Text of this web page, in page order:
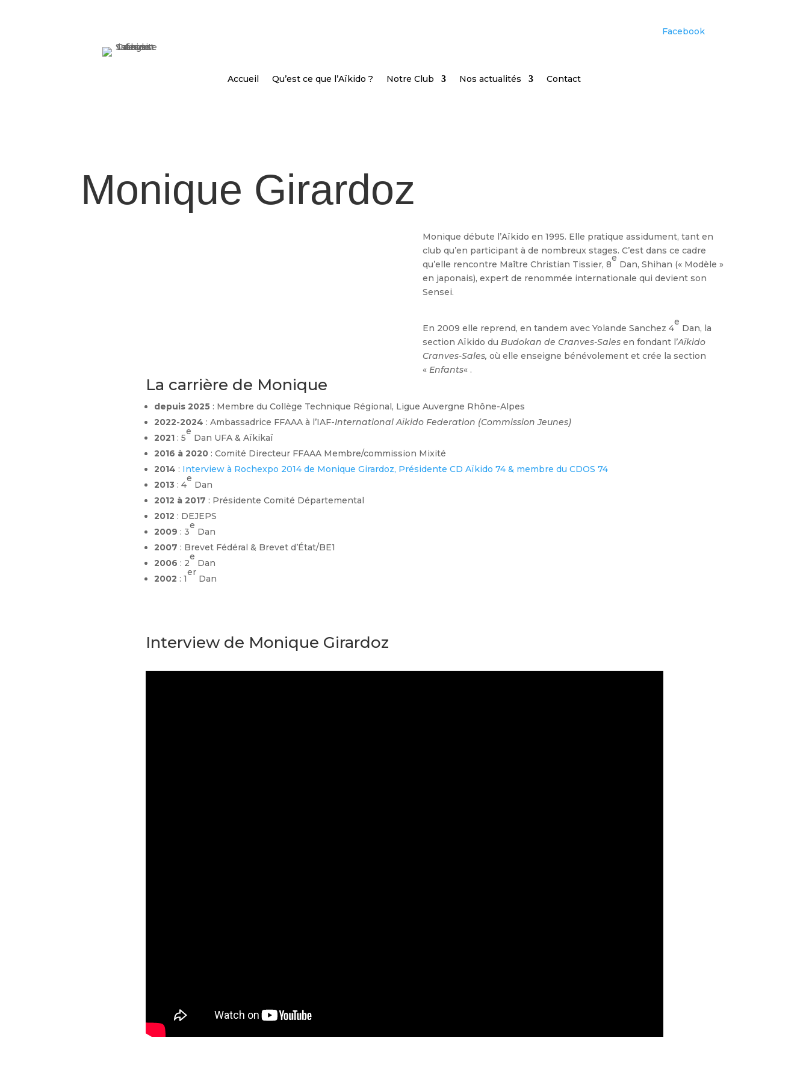
Facebook
Accueil Qu’est ce que l’Aïkido ? Notre Club Nos actualités Contact
Monique Girardoz
Monique débute l’Aïkido en 1995. Elle pratique assidument, tant en
club qu’en participant à de nombreux stages. C’est dans ce cadre
qu’elle rencontre Maître Christian Tissier, 8
e
Dan, Shihan (« Modèle »
en japonais), expert de renommée internationale qui devient son
Sensei.
En 2009 elle reprend, en tandem avec Yolande Sanchez 4
e
Dan, la
section Aïkido du Budokan de Cranves-Salesen fondant l’Aïkido
Cranves-Sales, où elle enseigne bénévolement et crée la section
« Enfants« .
La carrière de Monique
depuis 2025: Membre du Collège Technique Régional, Ligue Auvergne Rhône-Alpes
2022-2024 : Ambassadrice FFAAA à l’IAF-International Aïkido Federation (Commission Jeunes)
2021: 5
e
Dan UFA & Aïkikaï
2016 à 2020: Comité Directeur FFAAA Membre/commission Mixité
2014 : Interview à Rochexpo 2014 de Monique Girardoz, Présidente CD Aïkido 74 & membre du CDOS 74
2013 : 4
e
Dan
2012 à 2017 : Présidente Comité Départemental
2012 : DEJEPS
2009 : 3
e
Dan
2007 : Brevet Fédéral & Brevet d’État/BE1
2006 : 2
e
Dan
2002 : 1
er
Dan
Interview de Monique Girardoz